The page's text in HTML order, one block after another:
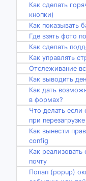
Как сделать
кнопки)
Как показывать
Где взять фото
Как сделать
Как управлять
Отслеживание
Как выводить
Как дать
в формах?
Что делать если
при
Как вынести
config
Как реализовать
почту
Попап (popup)